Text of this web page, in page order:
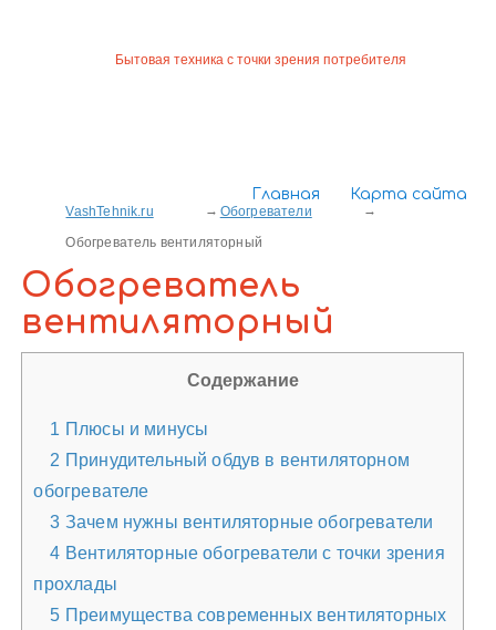
Главная Карта сайта
Бытовая техника с точки зрения потребителя
VashTehnik.ru
Обогреватели
Обогреватель вентиляторный
Обогреватель
вентиляторный
Содержание
1 Плюсы и минусы
2 Принудительный обдув в вентиляторном
обогревателе
3 Зачем нужны вентиляторные обогреватели
4 Вентиляторные обогреватели с точки зрения
прохлады
5 Преимущества современных вентиляторных